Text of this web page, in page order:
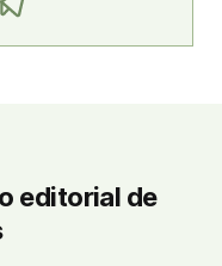
editorial de